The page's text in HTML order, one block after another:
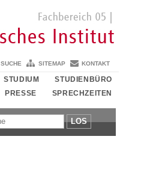
SUCHE SITEMAP KONTAKT
STUDIUM
STUDIENBÜRO
PRESSE SPRECHZEITEN
LOS